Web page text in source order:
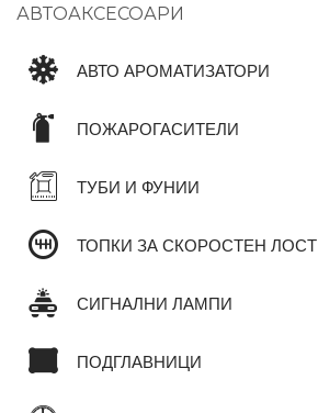
АВТОАКСЕСОАРИ
АВТО АРОМАТИЗАТОРИ
ПОЖАРОГАСИТЕЛИ
ТУБИ И ФУНИИ
ТОПКИ ЗА СКОРОСТЕН ЛОСТ
СИГНАЛНИ ЛАМПИ
ПОДГЛАВНИЦИ